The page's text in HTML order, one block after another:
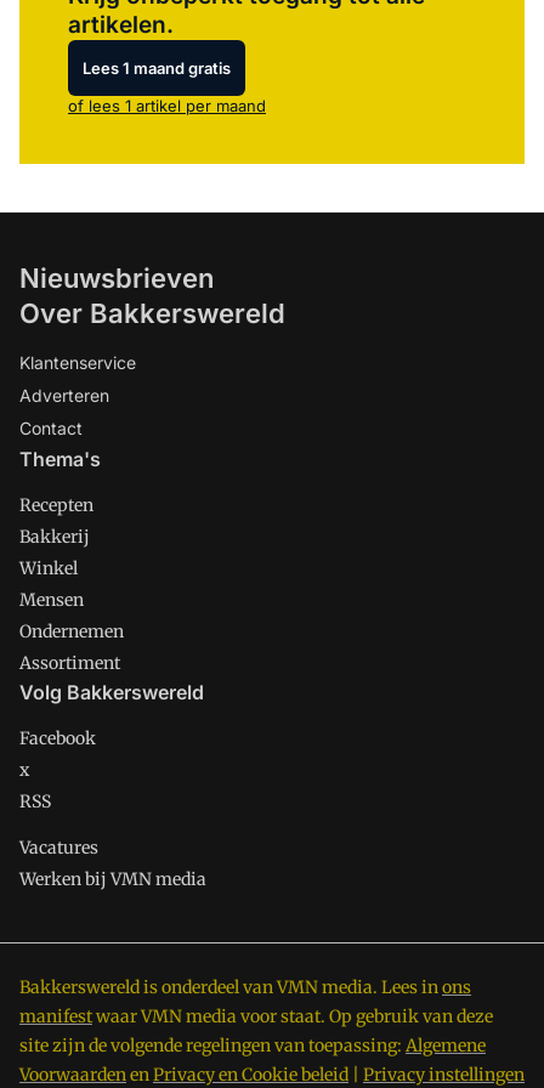
artikelen.
Lees 1 maand gratis
of lees 1 artikel per maand
Nieuwsbrieven
Over Bakkerswereld
Klantenservice
Adverteren
Contact
Thema's
Recepten
Bakkerij
Winkel
Mensen
Ondernemen
Assortiment
Volg Bakkerswereld
Facebook
x
RSS
Vacatures
Werken bij VMN media
Bakkerswereld is onderdeel van VMN media. Lees inons
manifestwaar VMN media voor staat. Op gebruik van deze
site zijn de volgende regelingen van toepassing: Algemene
VoorwaardenenPrivacy en Cookie beleid Privacy instellingen